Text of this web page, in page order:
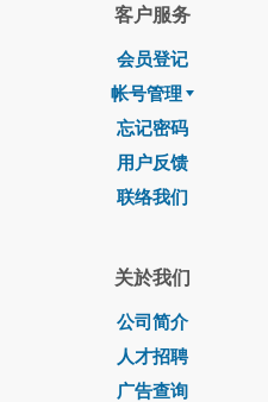
客户服务
会员登记
帐号管理
忘记密码
用户反馈
联络我们
关於我们
公司简介
人才招聘
广告查询